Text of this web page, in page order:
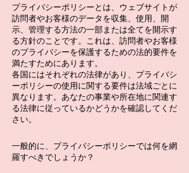
プライバシーポリシーとは、ウェブサイトが
訪問者やお客様のデータを収集、使用、開
示、管理する方法の一部または全てを開示す
る方針のことです。これは、訪問者やお客様
のプライバシーを保護するための法的要件を
満たすためにあります。
各国にはそれぞれの法律があり、プライバシ
ーポリシーの使用に関する要件は法域ごとに
異なります。あなたの事業や所在地に関連す
る法律に従っているかどうかを確認してくだ
さい。
一般的に、プライバシーポリシーでは何を網
羅すべきでしょうか？